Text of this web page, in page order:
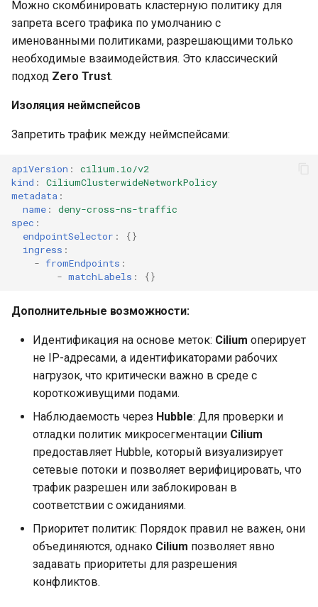
Можно скомбинировать кластерную политику для
запрета всего трафика по умолчанию с
именованными политиками, разрешающими только
необходимые взаимодействия. Это классический
подход Zero Trust.
Изоляция неймспейсов
Запретить трафик между неймспейсами:
apiVersion :
cilium.io/v2
kind :
CiliumClusterwideNetworkPolicy
metadata :
name :
deny-cross-ns-traffic
spec :
endpointSelector :
{}
ingress :
- fromEndpoints :
- matchLabels : {}
Дополнительные возможности:
Идентификация на основе меток: Cilium оперирует
не IP-адресами, а идентификаторами рабочих
нагрузок, что критически важно в среде с
короткоживущими подами.
Наблюдаемость через Hubble: Для проверки и
отладки политик микросегментации Cilium
предоставляет Hubble, который визуализирует
сетевые потоки и позволяет верифицировать, что
трафик разрешен или заблокирован в
соответствии с ожиданиями.
Приоритет политик: Порядок правил не важен, они
объединяются, однако Cilium позволяет явно
задавать приоритеты для разрешения
конфликтов.